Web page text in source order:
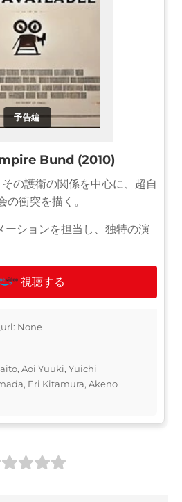
予告編
Bund (2010)
の護衛の関係を中心に、超自
衝突を描く。
ーションを担当し、独特の演
視聴する
None
Aoi Yuuki, Yuichi
Eri Kitamura, Akeno